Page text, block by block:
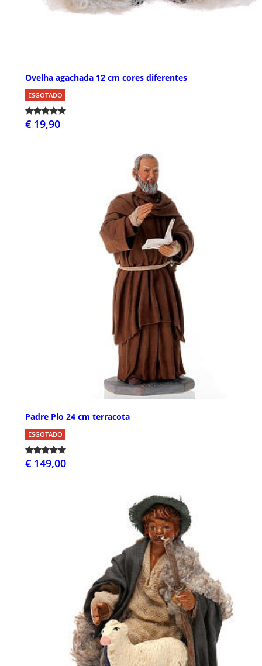
Ovelha agachada 12 cm cores diferentes
ESGOTADO
€ 19,90
Padre Pio 24 cm terracota
ESGOTADO
€ 149,00